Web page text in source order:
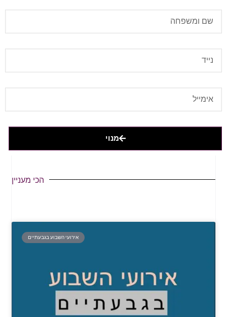
מנוי
הכי מעניין
אירועי השבוע בגבעתיים